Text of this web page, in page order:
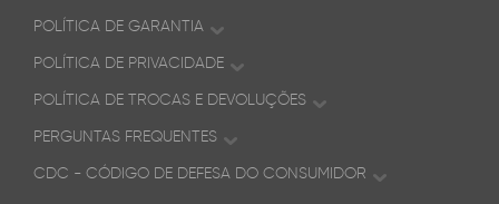
POLÍTICA DE GARANTIA
POLÍTICA DE PRIVACIDADE
POLÍTICA DE TROCAS E DEVOLUÇÕES
PERGUNTAS FREQUENTES
CDC - CÓDIGO DE DEFESA DO CONSUMIDOR